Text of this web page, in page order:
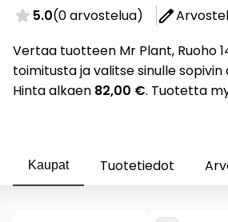
5.0(0 arvostelua)
Vertaa tuotteen Mr Plant, Ruoho
toimitusta ja valitse sinulle sopivin
Hinta alkaen 82,00 €. Tuotetta
Kaupat Tuotetiedot